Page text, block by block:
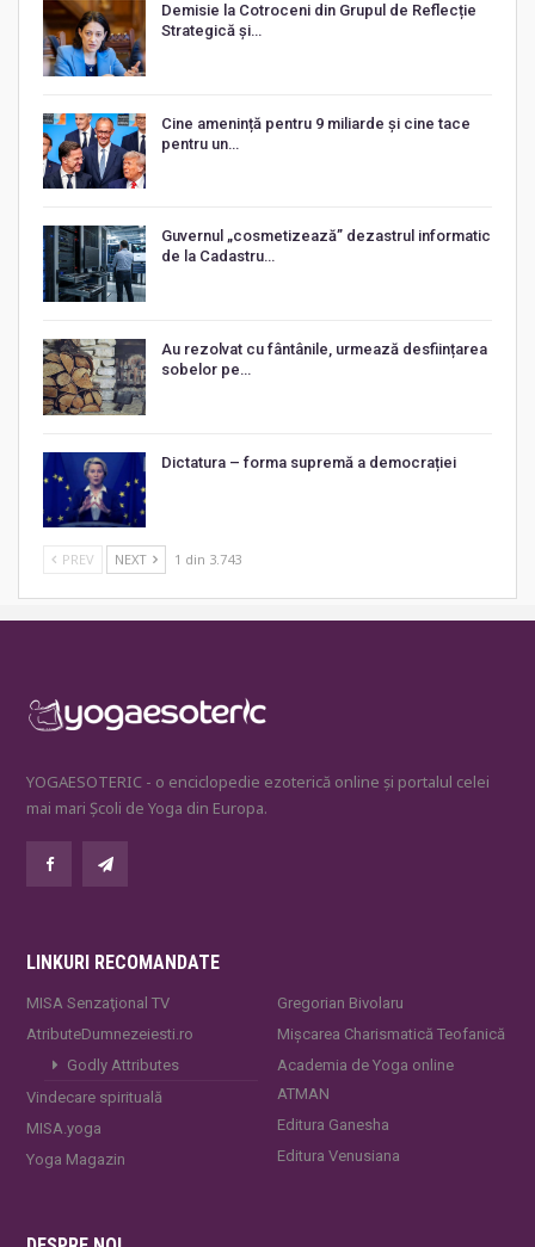
Demisie la Cotroceni din Grupul de Reflecție
Strategică și…
Cine amenință pentru 9 miliarde și cine tace
pentru un…
Guvernul „cosmetizează” dezastrul informatic
de la Cadastru…
Au rezolvat cu fântânile, urmează desființarea
sobelor pe…
Dictatura – forma supremă a democrației
PREV NEXT 1 din 3.743
YOGAESOTERIC - o enciclopedie ezoterică online și portalul celei
mai mari Școli de Yoga din Europa.
LINKURI RECOMANDATE
MISA Senzaţional TV
AtributeDumnezeiesti.ro
Godly Attributes
Vindecare spirituală
MISA.yoga
Yoga Magazin
Gregorian Bivolaru
Mișcarea Charismatică Teofanică
Academia de Yoga online
ATMAN
Editura Ganesha
Editura Venusiana